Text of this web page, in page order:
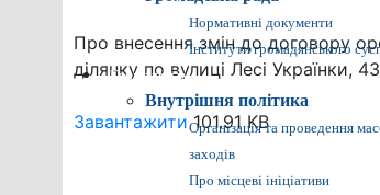
Нормативні документи
Інститути громадянського
Громадянам
Внутрішня політика
Організація та проведення
заходів
Про місцеві ініціативи
Про внесення змін до договору
ділянку по вулиці Лесі Українки, 43
Завантажити101.91 KB